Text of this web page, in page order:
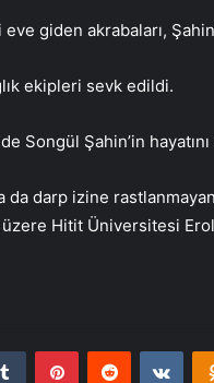
giden akrabaları,
ekipleri sevk edildi.
Songül Şahin’in
darp izine
Hitit Üniversitesi
Tumblr PinterestReddit